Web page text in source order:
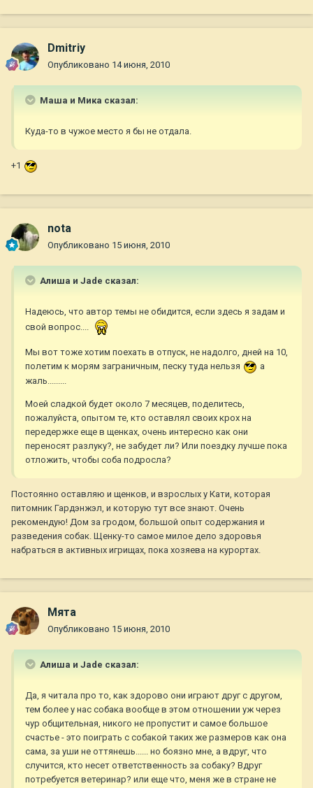
Dmitriy
Опубликовано 14 июня, 2010
Маша и Мика сказал:
Куда-то в чужое место я бы не отдала.
+1
nota
Опубликовано 15 июня, 2010
Алиша и Jade сказал:
Надеюсь, что автор темы не обидится, если здесь я задам и
свой вопрос....
Мы вот тоже хотим поехать в отпуск, не надолго, дней на 10,
полетим к морям заграничным, песку туда нельзя
а
жаль.........
Моей сладкой будет около 7 месяцев, поделитесь,
пожалуйста, опытом те, кто оставлял своих крох на
передержке еще в щенках, очень интересно как они
переносят разлуку?, не забудет ли? Или поездку лучше пока
отложить, чтобы соба подросла?
Постоянно оставляю и щенков, и взрослых у Кати, которая
питомник Гардэнжэл, и которую тут все знают. Очень
рекомендую! Дом за гродом, большой опыт содержания и
разведения собак. Щенку-то самое милое дело здоровья
набраться в активных игрищах, пока хозяева на курортах.
Мята
Опубликовано 15 июня, 2010
Алиша и Jade сказал:
Да, я читала про то, как здорово они играют друг с другом,
тем более у нас собака вообще в этом отношении уж через
чур общительная, никого не пропустит и самое большое
счастье - это поиграть с собакой таких же размеров как она
сама, за уши не оттянешь...... но боязно мне, а вдруг, что
случится, кто несет ответственность за собаку? Вдруг
потребуется ветеринар? или еще что, меня же в стране не